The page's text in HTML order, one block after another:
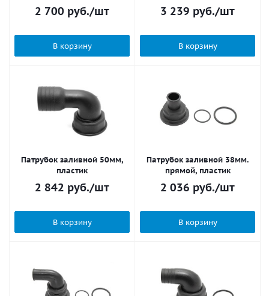
2 700 руб./шт
В корзину
3 239 руб./шт
В корзину
Патрубок заливной 50мм,
пластик
2 842 руб./шт
В корзину
Патрубок заливной 38мм.
прямой, пластик
2 036 руб./шт
В корзину